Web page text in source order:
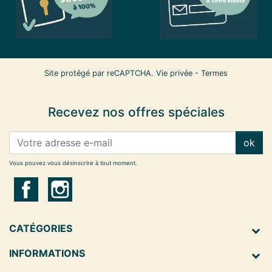
Site protégé par reCAPTCHA. Vie privée - Termes
Recevez nos offres spéciales
ok
Vous pouvez vous désinscrire à tout moment.
CATÉGORIES
INFORMATIONS